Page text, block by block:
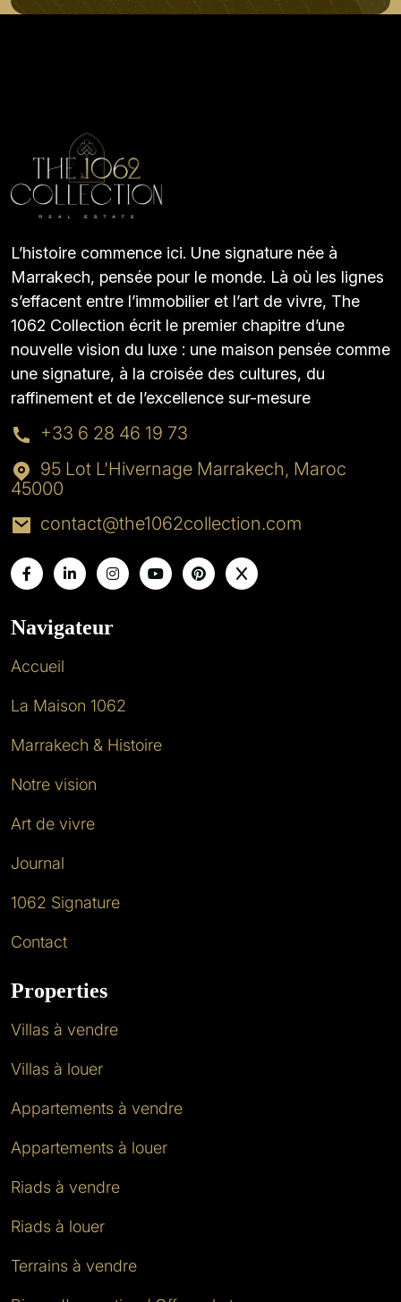
L’histoire commence ici. Une signature née à
Marrakech, pensée pour le monde. Là où les lignes
s’effacent entre l’immobilier et l’art de vivre, The
1062 Collection écrit le premier chapitre d’une
nouvelle vision du luxe : une maison pensée comme
une signature, à la croisée des cultures, du
raffinement et de l’excellence sur-mesure
+33 6 28 46 19 73
95 Lot L'Hivernage Marrakech, Maroc
45000
contact@the1062collection.com
Navigateur
Accueil
La Maison 1062
Marrakech & Histoire
Notre vision
Art de vivre
Journal
1062 Signature
Contact
Properties
Villas à vendre
Villas à louer
Appartements à vendre
Appartements à louer
Riads à vendre
Riads à louer
Terrains à vendre